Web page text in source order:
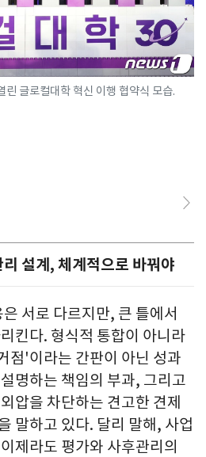
린 글로컬대학 혁신 이행 협약식 모습.
설계, 체계적으로 바꿔야
서로 다르지만, 큰 틀에서
킨다. 형식적 통합이 아니라
점'이라는 간판이 아닌 성과
명하는 책임의 부과, 그리고
압을 차단하는 견고한 견제
말하고 있다. 달리 말해, 사업
제라도 평가와 사후관리의